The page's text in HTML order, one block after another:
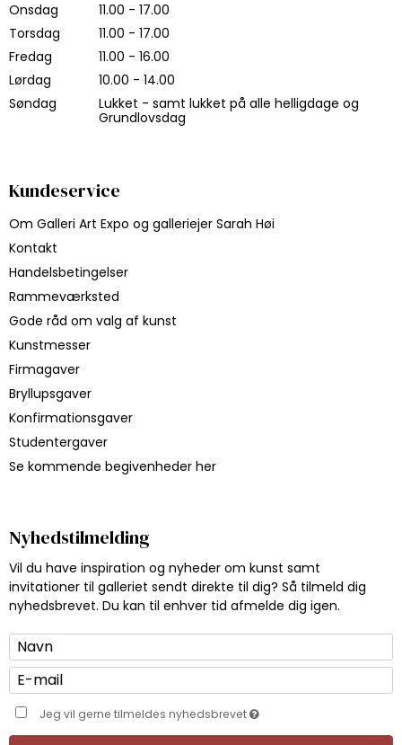
Onsdag
11.00 - 17.00
Torsdag
11.00 - 17.00
Fredag
11.00 - 16.00
Lørdag
10.00 - 14.00
Søndag
Lukket - samt lukket på alle helligdage og
Grundlovsdag
Kundeservice
Om Galleri Art Expo og galleriejer Sarah Høi
Kontakt
Handelsbetingelser
Rammeværksted
Gode råd om valg af kunst
Kunstmesser
Firmagaver
Bryllupsgaver
Konfirmationsgaver
Studentergaver
Se kommende begivenheder her
Nyhedstilmelding
Vil du have inspiration og nyheder om kunst samt
invitationer til galleriet sendt direkte til dig? Så tilmeld dig
nyhedsbrevet. Du kan til enhver tid afmelde dig igen.
Jeg vil gerne tilmeldes nyhedsbrevet